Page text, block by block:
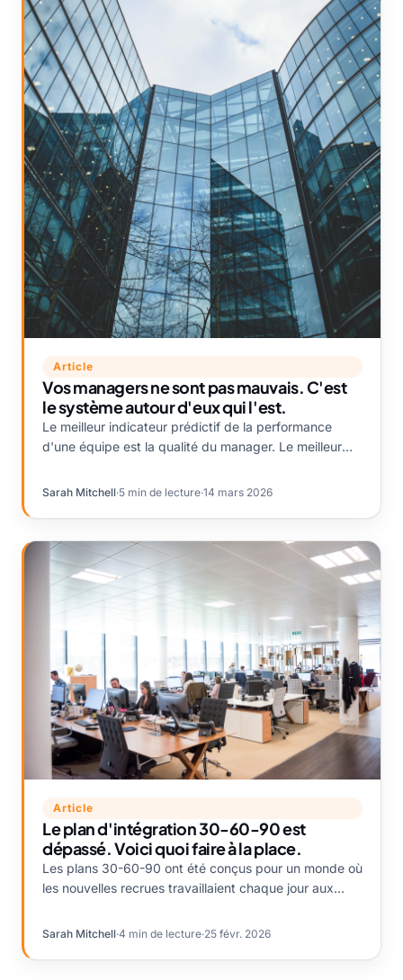
Article
Vos managers ne sont pas mauvais. C'est
le système autour d'eux qui l'est.
Le meilleur indicateur prédictif de la performance
d'une équipe est la qualité du manager. Le meilleur
savoir si le système qui l'entoure rend le management
Sarah Mitchell·5 min de lecture·14 mars 2026
Article
Le plan d'intégration 30-60-90 est
dépassé. Voici quoi faire à la place.
Les plans 30-60-90 ont été conçus pour un monde où
les nouvelles recrues travaillaient chaque jour aux
Sarah Mitchell·4 min de lecture·25 févr. 2026